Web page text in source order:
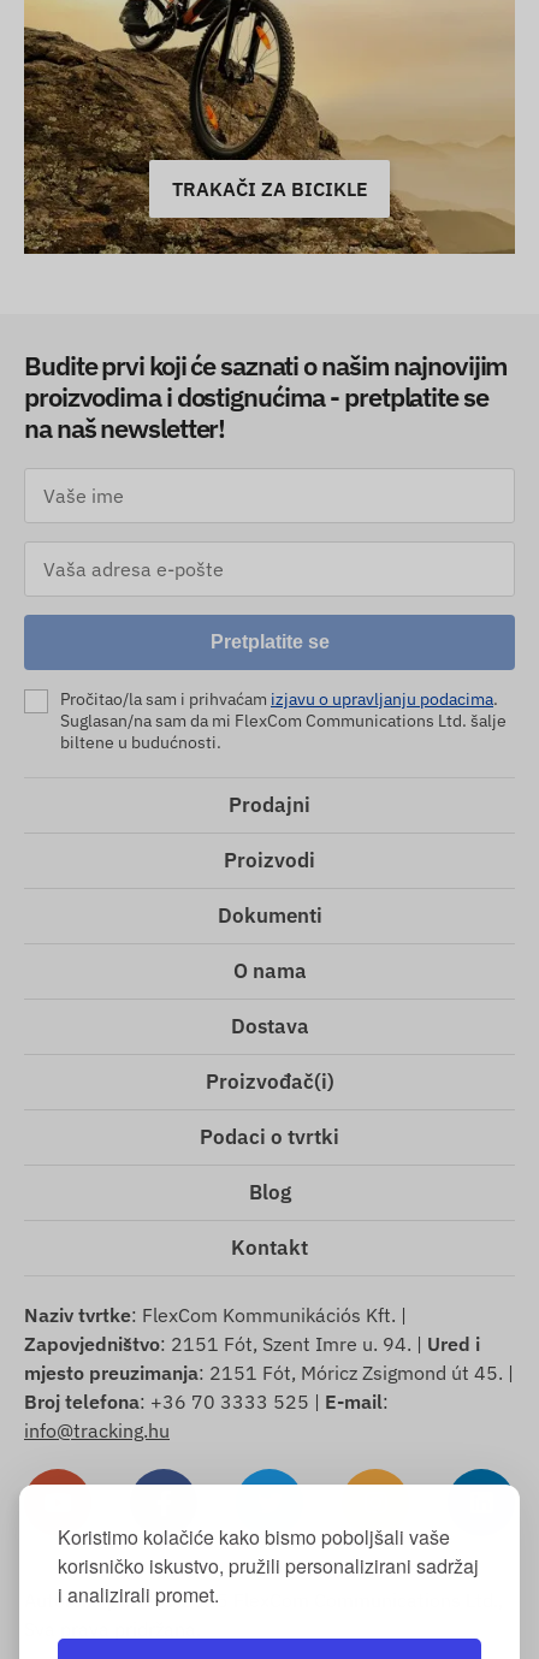
Koristimo kolačiće kako bismo poboljšali vaše
korisničko iskustvo, pružili personalizirani sadržaj
i analizirali promet.
TRAKAČI ZA BICIKLE
Budite prvi koji će saznati o našim najnovijim
proizvodima i dostignućima - pretplatite se
na naš newsletter!
Pretplatite se
Pročitao/la sam i prihvaćam izjavu o upravljanju podacima.
Suglasan/na sam da mi FlexCom Communications Ltd. šalje
biltene u budućnosti.
Prodajni
Proizvodi
Dokumenti
O nama
Dostava
Proizvođač(i)
Podaci o tvrtki
Blog
Kontakt
Naziv tvrtke: FlexCom Kommunikációs Kft. |
Zapovjedništvo: 2151 Fót, Szent Imre u. 94. | Ured i
mjesto preuzimanja: 2151 Fót, Móricz Zsigmond út 45. |
Broj telefona: +36 70 3333 525 | E-mail:
info@tracking.hu
Autorska prava © 2025 FlexCom Communications Ltd.,